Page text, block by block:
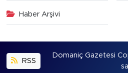
Haber Arşivi
RSS
Domaniç Gazetesi